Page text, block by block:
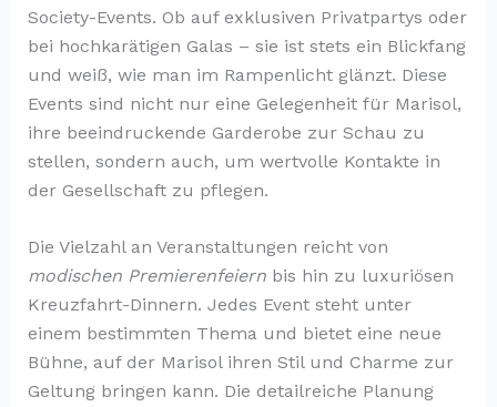
Society-Events. Ob auf exklusiven Privatpartys oder
bei hochkarätigen Galas – sie ist stets ein Blickfang
und weiß, wie man im Rampenlicht glänzt. Diese
Events sind nicht nur eine Gelegenheit für Marisol,
ihre beeindruckende Garderobe zur Schau zu
stellen, sondern auch, um wertvolle Kontakte in
der Gesellschaft zu pflegen.
Die Vielzahl an Veranstaltungen reicht von
modischen Premierenfeiernbis hin zu luxuriösen
Kreuzfahrt-Dinnern. Jedes Event steht unter
einem bestimmten Thema und bietet eine neue
Bühne, auf der Marisol ihren Stil und Charme zur
Geltung bringen kann. Die detailreiche Planung